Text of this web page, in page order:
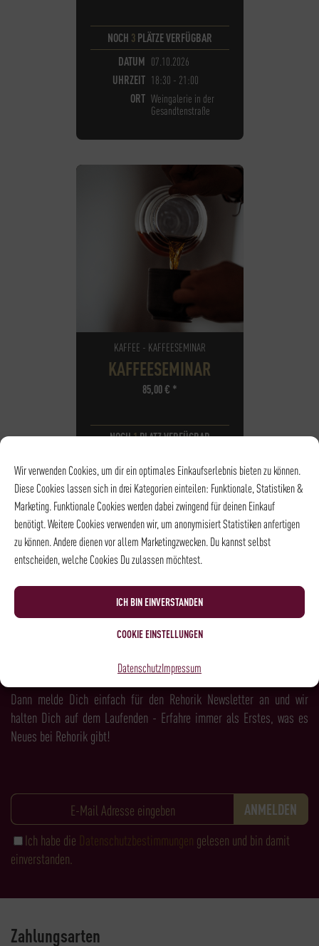
Wir verwenden Cookies, um dir ein optimales Einkaufserlebnis bieten zu können.
Diese Cookies lassen sich in drei Kategorien einteilen: Funktionale, Statistiken &
Marketing. Funktionale Cookies werden dabei zwingend für deinen Einkauf
benötigt. Weitere Cookies verwenden wir, um anonymisiert Statistiken anfertigen
zu können. Andere dienen vor allem Marketingzwecken. Du kannst selbst
entscheiden, welche Cookies Du zulassen möchtest.
ICH BIN EINVERSTANDEN
COOKIE EINSTELLUNGEN
DatenschutzImpressum
NOCH 3PLÄTZE VERFÜGBAR
DATUM 07.10.2026
UHRZEIT 18:30 - 21:00
ORT Weingalerie in der
Gesandtenstraße
KAFFEE - KAFFEESEMINAR
KAFFEESEMINAR
85,00€ *
NOCH1PLATZ VERFÜGBAR
UHRZEIT 10:00 - 13:00
ORT Rösterei und
Kaffeehaus
NEWSLETTER
Dann melde Dich einfach für den Rehorik Newsletter an und wir
halten Dich auf dem Laufenden - Erfahre immer als Erstes, was es
Neues bei Rehorik gibt!
Ich habe die Datenschutzbestimmungen gelesen und bin damit
einverstanden.
Zahlungsarten